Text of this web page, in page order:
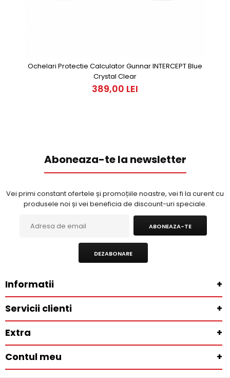
Ochelari Protectie Calculator Gunnar INTERCEPT Blue
Crystal Clear
389,00 LEI
Aboneaza-te la newsletter
Vei primi constant ofertele și promoțiile noastre, vei fi la curent cu
produsele noi și vei beneficia de discount-uri speciale.
ABONEAZA-TE
DEZABONARE
Informatii
+
Servicii clienti
+
Extra
+
Contul meu
+